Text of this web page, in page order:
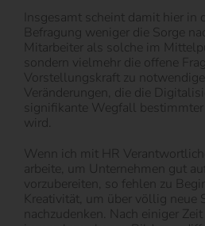
Insgesamt scheint damit hier
Befragung weniger die Sorge
Mitarbeiter als solche im
sondern vielmehr die offene
Vorstellungskraft zu
Veränderungen, die die
signifikante Wegfall bestimmter
wird.
Wenn ich mit HR
arbeite, um Unternehmen gut
vorzubereiten, so fehlen zu
Kreativität, um über völlig neue
nachzudenken. Nach einiger